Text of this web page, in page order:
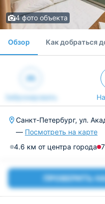
4 фото объекта
Обзор Как добраться
Забронировать
Санкт-Петербург, ул.
— Посмотреть на карте
4.6 км от центра города
ПРОВЕРИТЬ